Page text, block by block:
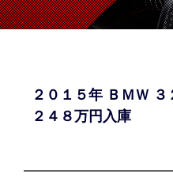
全国納車 特
プライバシーポリシー
２０１５年 ＢＭＷ
２４８万円入庫